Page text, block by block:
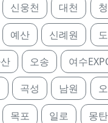
신웅천 대천
예산 신례원
오송 여수
곡성 남원
목포 일로 몽탄